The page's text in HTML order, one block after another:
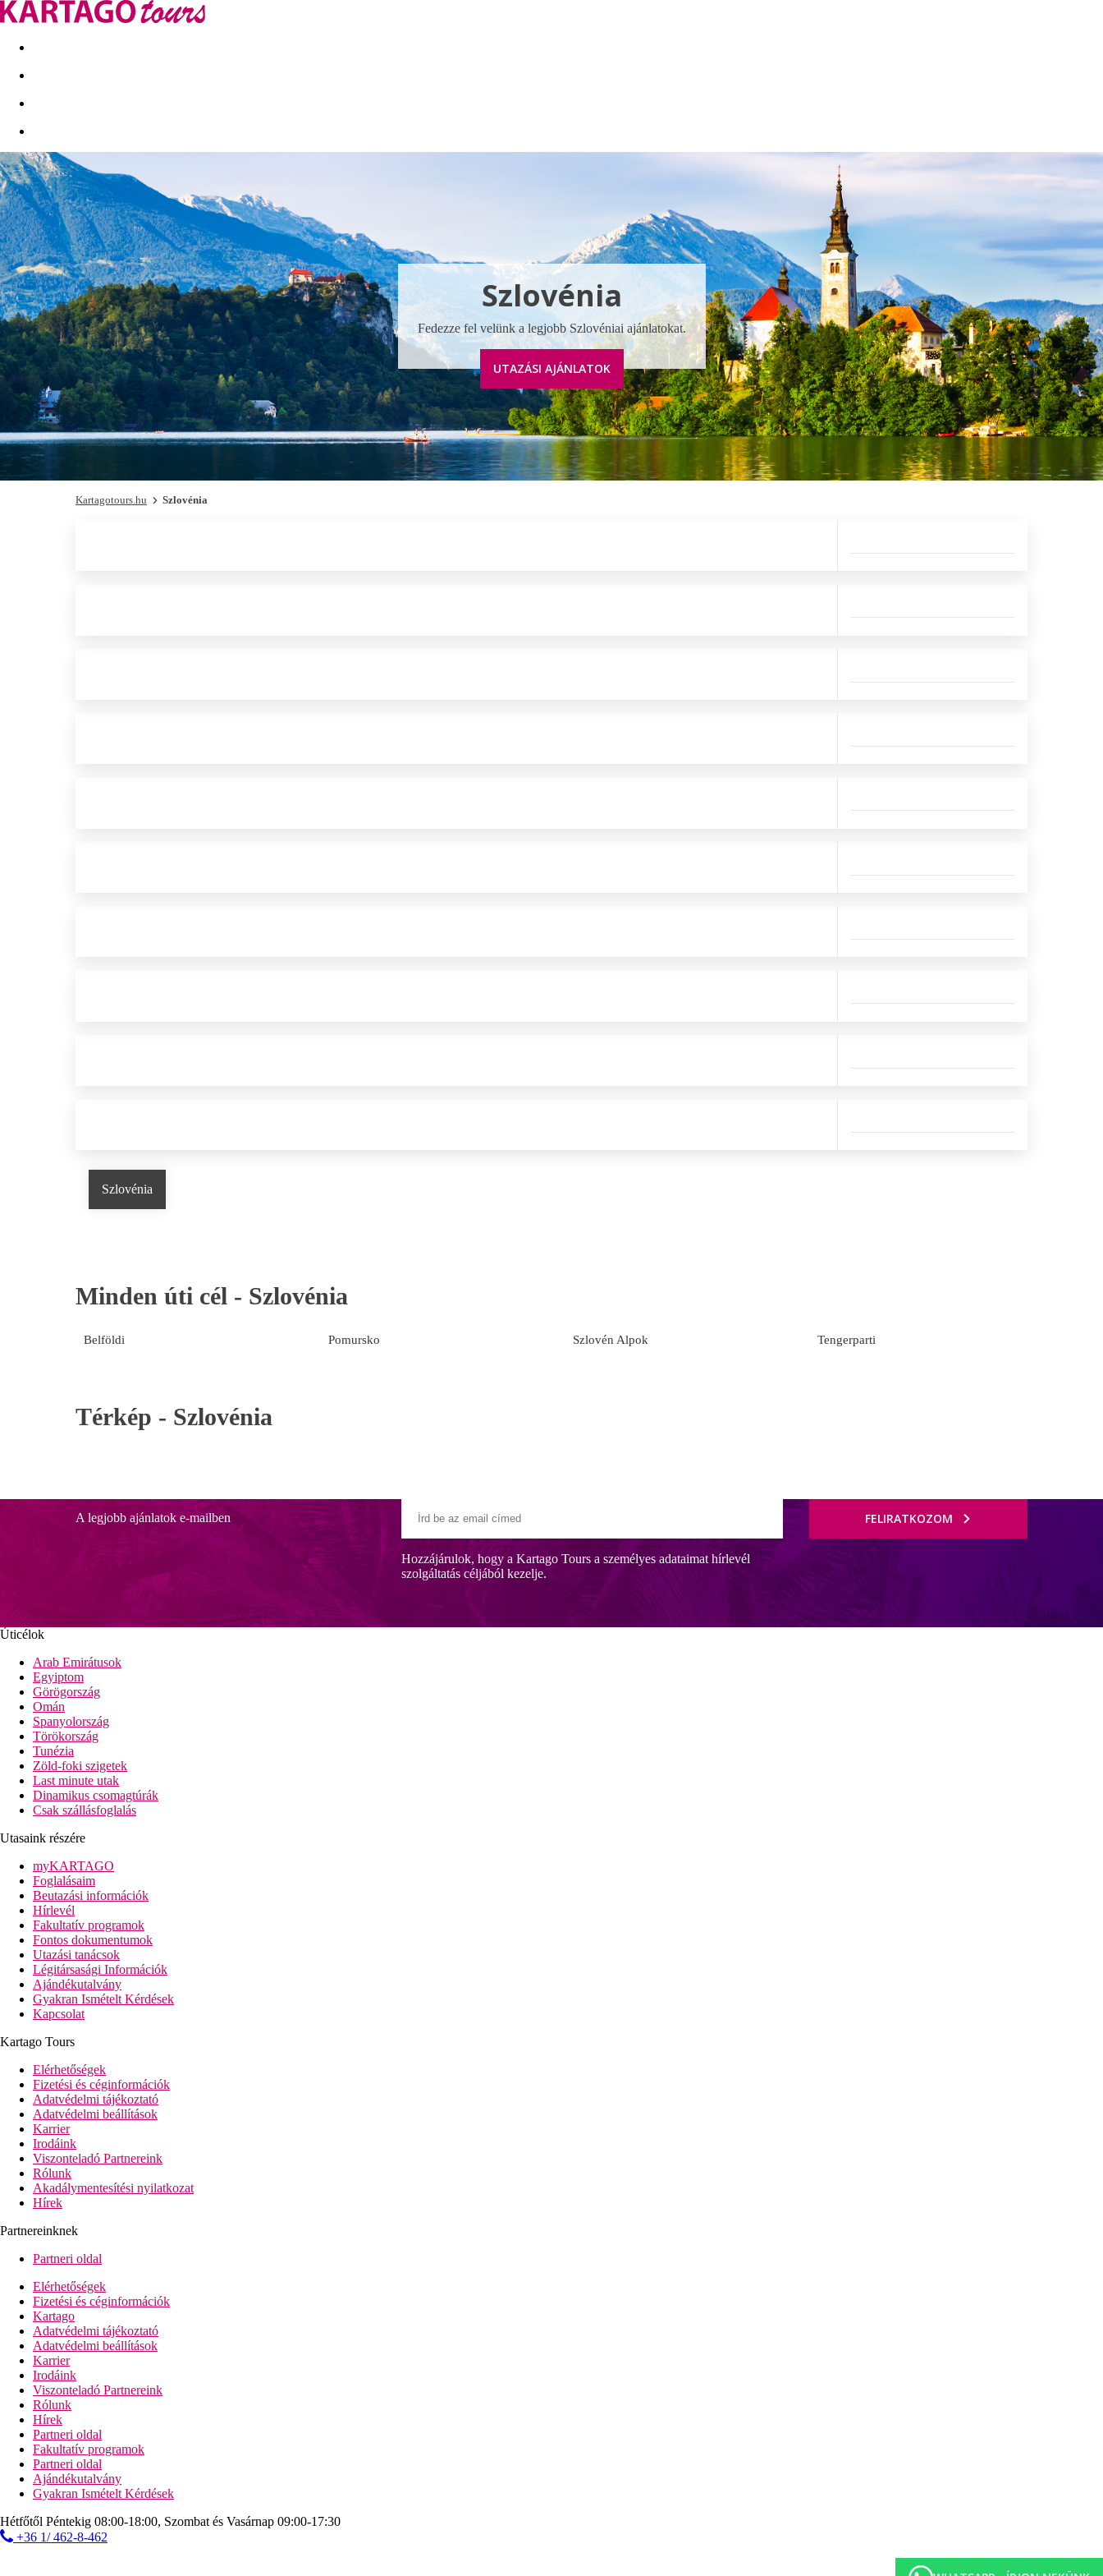
Kapcsolat Nyár 2026 Last Minute
Szlovénia
Fedezze fel velünk a legjobb Szlovéniai ajánlatokat.
UTAZÁSI AJÁNLATOK
Kartagotours.hu Szlovénia
Szlovénia
Minden úti cél - Szlovénia
Belföldi Pomursko Szlovén Alpok Tengerparti
Térkép - Szlovénia
A legjobb ajánlatok e-mailben
Hozzájárulok, hogy a Kartago Tours a személyes adataimat hírlevél
szolgáltatás céljából kezelje.
FELIRATKOZOM
Úticélok
Arab Emirátusok
Egyiptom
Görögország
Omán
Spanyolország
Törökország
Tunézia
Zöld-foki szigetek
Last minute utak
Dinamikus csomagtúrák
Csak szállásfoglalás
Utasaink részére
myKARTAGO
Foglalásaim
Beutazási információk
Hírlevél
Fakultatív programok
Fontos dokumentumok
Utazási tanácsok
Légitársasági Információk
Ajándékutalvány
Gyakran Ismételt Kérdések
Kapcsolat
Kartago Tours
Elérhetőségek
Fizetési és céginformációk
Adatvédelmi tájékoztató
Adatvédelmi beállítások
Karrier
Irodáink
Viszonteladó Partnereink
Rólunk
Akadálymentesítési nyilatkozat
Hírek
Partnereinknek
Partneri oldal
Elérhetőségek
Fizetési és céginformációk
Kartago
Adatvédelmi tájékoztató
Adatvédelmi beállítások
Karrier
Irodáink
Viszonteladó Partnereink
Rólunk
Hírek
Partneri oldal
Fakultatív programok
Partneri oldal
Ajándékutalvány
Gyakran Ismételt Kérdések
Hétfőtől Péntekig 08:00-18:00, Szombat és Vasárnap 09:00-17:30
+36 1/ 462-8-462